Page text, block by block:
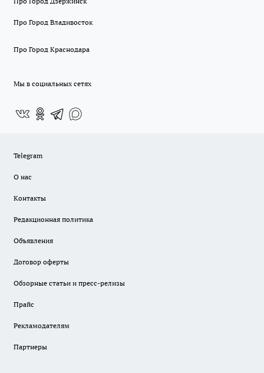
Про Город Владивосток
Про Город Краснодара
Мы в социальных сетях
Telegram
О нас
Контакты
Редакционная политика
Объявления
Договор оферты
Обзорные статьи и пресс-релизы
Прайс
Рекламодателям
Партнеры